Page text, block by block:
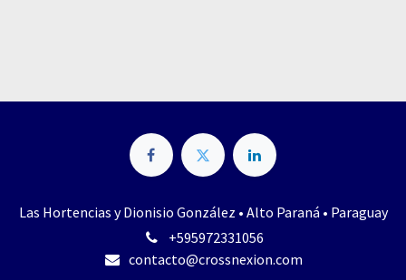
Las Hortencias y Dionisio González • Alto Paraná • Paraguay
+595972331056
contacto@crossnexio​n.com​